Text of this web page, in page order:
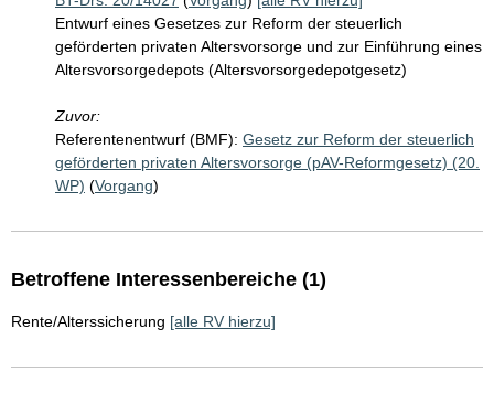
Entwurf eines Gesetzes zur Reform der steuerlich
geförderten privaten Altersvorsorge und zur Einführung eines
Altersvorsorgedepots (Altersvorsorgedepotgesetz)
Zuvor:
Referentenentwurf (BMF): Gesetz zur Reform der steuerlich
geförderten privaten Altersvorsorge (pAV-Reformgesetz) (20.
WP) (Vorgang)
Betroffene Interessenbereiche (1)
Rente/Alterssicherung [alle RV hierzu]